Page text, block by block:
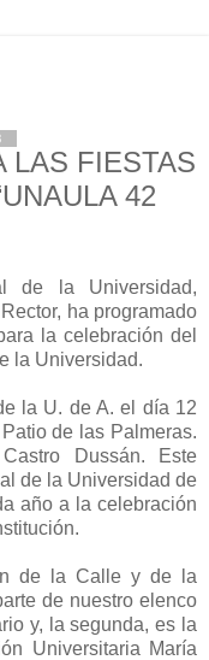
LAS FIESTAS
42
de la Universidad,
ha programado
la celebración del
la Universidad.
la U. de A. el día 12
de las Palmeras.
Dussán. Este
de la Universidad de
año a la celebración
de la Calle y de la
de nuestro elenco
y, la segunda, es la
Universitaria María